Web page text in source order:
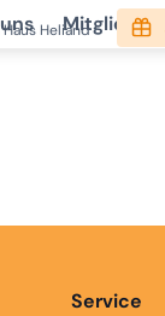
Heliand
Service